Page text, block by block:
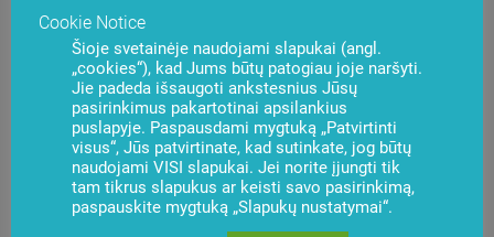
2024 m. gegužę įmonių grupės „Penki kontinentai“
atstovai lankėsi SUNMI centriniame biure Šanchajuje,
kur pasirašėstrateginį partnerystės memorandumą
dar labiau sustiprinusį šalių bendradarbiavimą.
Cookie Notice
Šioje svetainėje naudojami slapukai (angl.
„cookies“), kad Jums būtų patogiau joje naršyti.
Jie padeda išsaugoti ankstesnius Jūsų
pasirinkimus pakartotinai apsilankius
puslapyje. Paspausdami mygtuką „Patvirtinti
visus“, Jūs patvirtinate, kad sutinkate, jog būtų
naudojami VISI slapukai. Jei norite įjungti tik
tam tikrus slapukus ar keisti savo pasirinkimą,
paspauskite mygtuką „Slapukų nustatymai“.